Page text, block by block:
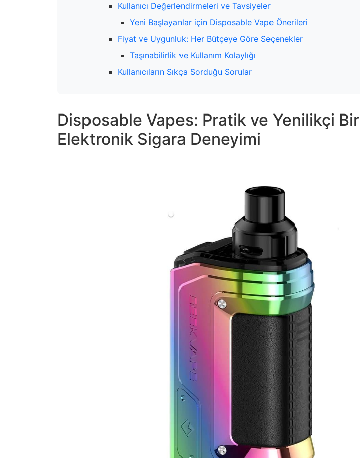
Kullanıcı Değerlendirmeleri ve Tavsiyeler
Yeni Başlayanlar için Disposable Vape Önerileri
Fiyat ve Uygunluk: Her Bütçeye Göre Seçenekler
Taşınabilirlik ve Kullanım Kolaylığı
Kullanıcıların Sıkça Sorduğu Sorular
Disposable Vapes: Pratik ve Yenilikçi Bir
Elektronik Sigara Deneyimi